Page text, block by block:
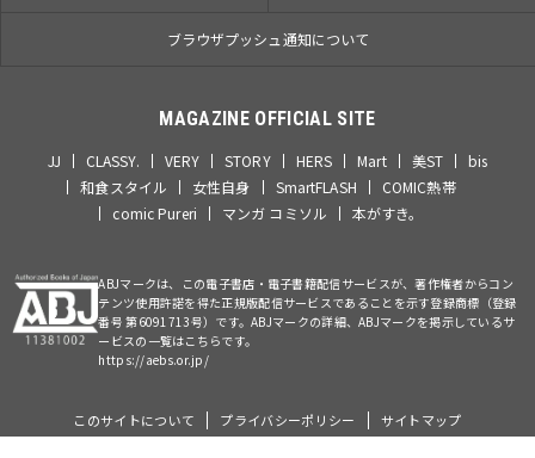
ブラウザプッシュ通知について
MAGAZINE OFFICIAL SITE
JJ CLASSY. VERY STORY HERS Mart 美ST
bis
和食スタイル
女性自身 SmartFLASH
COMIC熱帯
comic Pureri
マンガ コミソル 本がすき。
ABJマークは、この電子書店・電子書籍配信サービスが、著作権者からコン
テンツ使用許諾を得た正規版配信サービスであることを示す登録商標（登録
番号 第6091713号）です。ABJマークの詳細、ABJマークを掲示しているサ
ービスの一覧はこちらです。
https://aebs.or.jp/
このサイトについて プライバシーポリシー サイトマップ